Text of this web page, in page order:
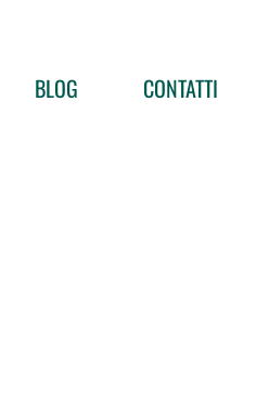
BLOG CONTATTI